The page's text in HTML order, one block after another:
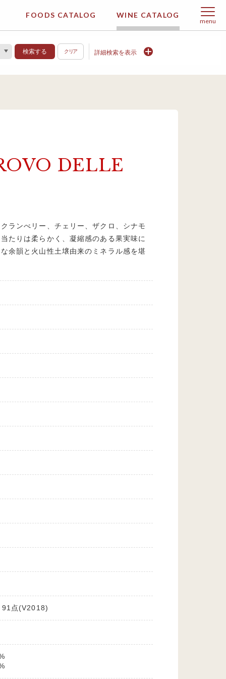
FOODS CATALOG WINE CATALOG
menu
検索する クリア 詳細検索を表示
DELLE
ランべリー、チェリー、ザクロ、シナモ
たりは柔らかく、凝縮感のある果実味に
余韻と火山性土壌由来のミネラル感を堪
点(V2018)